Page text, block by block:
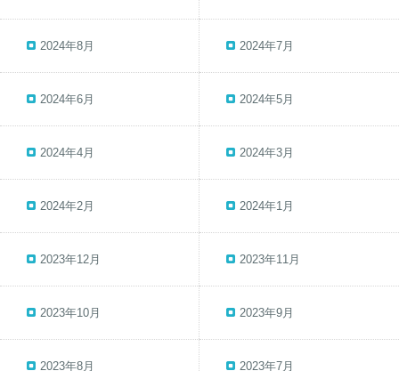
2024年8月 2024年7月
2024年6月 2024年5月
2024年4月 2024年3月
2024年2月 2024年1月
2023年12月 2023年11月
2023年10月 2023年9月
2023年8月 2023年7月